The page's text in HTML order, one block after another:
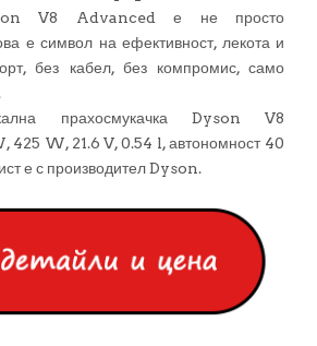
V8 Advanced е не просто
е символ на ефективност, лекота и
без кабел, без компромис, само
прахосмукачка Dyson V8
W, 21.6 V, 0.54 l, автономност 40
е с производител Dyson.